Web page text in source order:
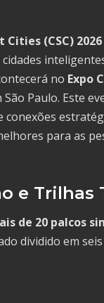
(CSC) 2026
no Expo
Paulo. Este
conexões
para as
e Trilhas
de 20 palcos
dividido em